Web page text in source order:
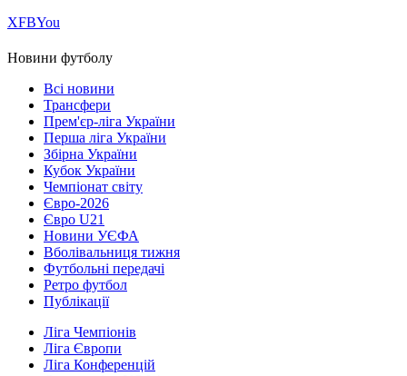
ХFBYou
Новини футболу
Всі новини
Трансфери
Прем'єр-ліга України
Перша ліга України
Збірна України
Кубок України
Чемпіонат світу
Євро-2026
Євро U21
Новини УЄФА
Вболівальниця тижня
Футбольні передачі
Ретро футбол
Публікації
Ліга Чемпіонів
Ліга Європи
Ліга Конференцій